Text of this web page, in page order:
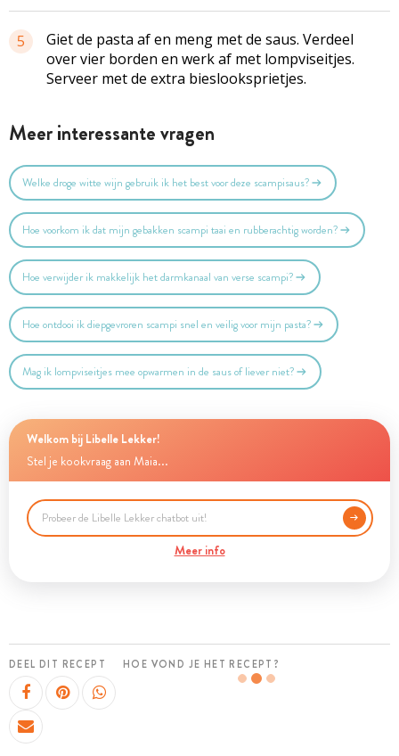
5
Giet de pasta af en meng met de saus. Verdeel
over vier borden en werk af met lompviseitjes.
Serveer met de extra bieslooksprietjes.
Meer interessante vragen
Welke droge witte wijn gebruik ik het best voor deze scampisaus?
Hoe voorkom ik dat mijn gebakken scampi taai en rubberachtig worden?
Hoe verwijder ik makkelijk het darmkanaal van verse scampi?
Hoe ontdooi ik diepgevroren scampi snel en veilig voor mijn pasta?
Mag ik lompviseitjes mee opwarmen in de saus of liever niet?
Welkom bij Libelle Lekker!
Stel je kookvraag aan Maia...
Meer info
DEEL DIT RECEPT HOE VOND JE HET RECEPT?